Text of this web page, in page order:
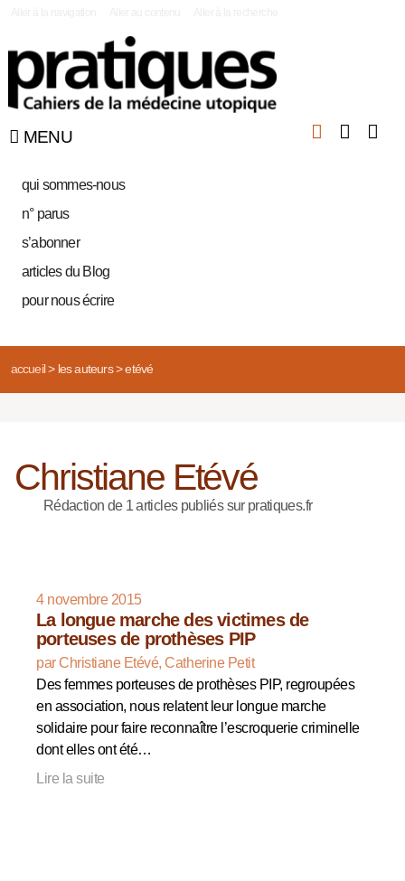
MENU
qui sommes-nous
n° parus
s’abonner
articles du Blog
pour nous écrire
accueil> les auteurs> etévé
Christiane Etévé
Rédaction de 1 articles publiés sur pratiques.fr
4 novembre 2015
La longue marche des victimes de
porteuses de prothèses PIP
par Christiane Etévé, Catherine Petit
Des femmes porteuses de prothèses PIP, regroupées
en association, nous relatent leur longue marche
solidaire pour faire reconnaître l’escroquerie criminelle
dont elles ont été…
Lire la suite